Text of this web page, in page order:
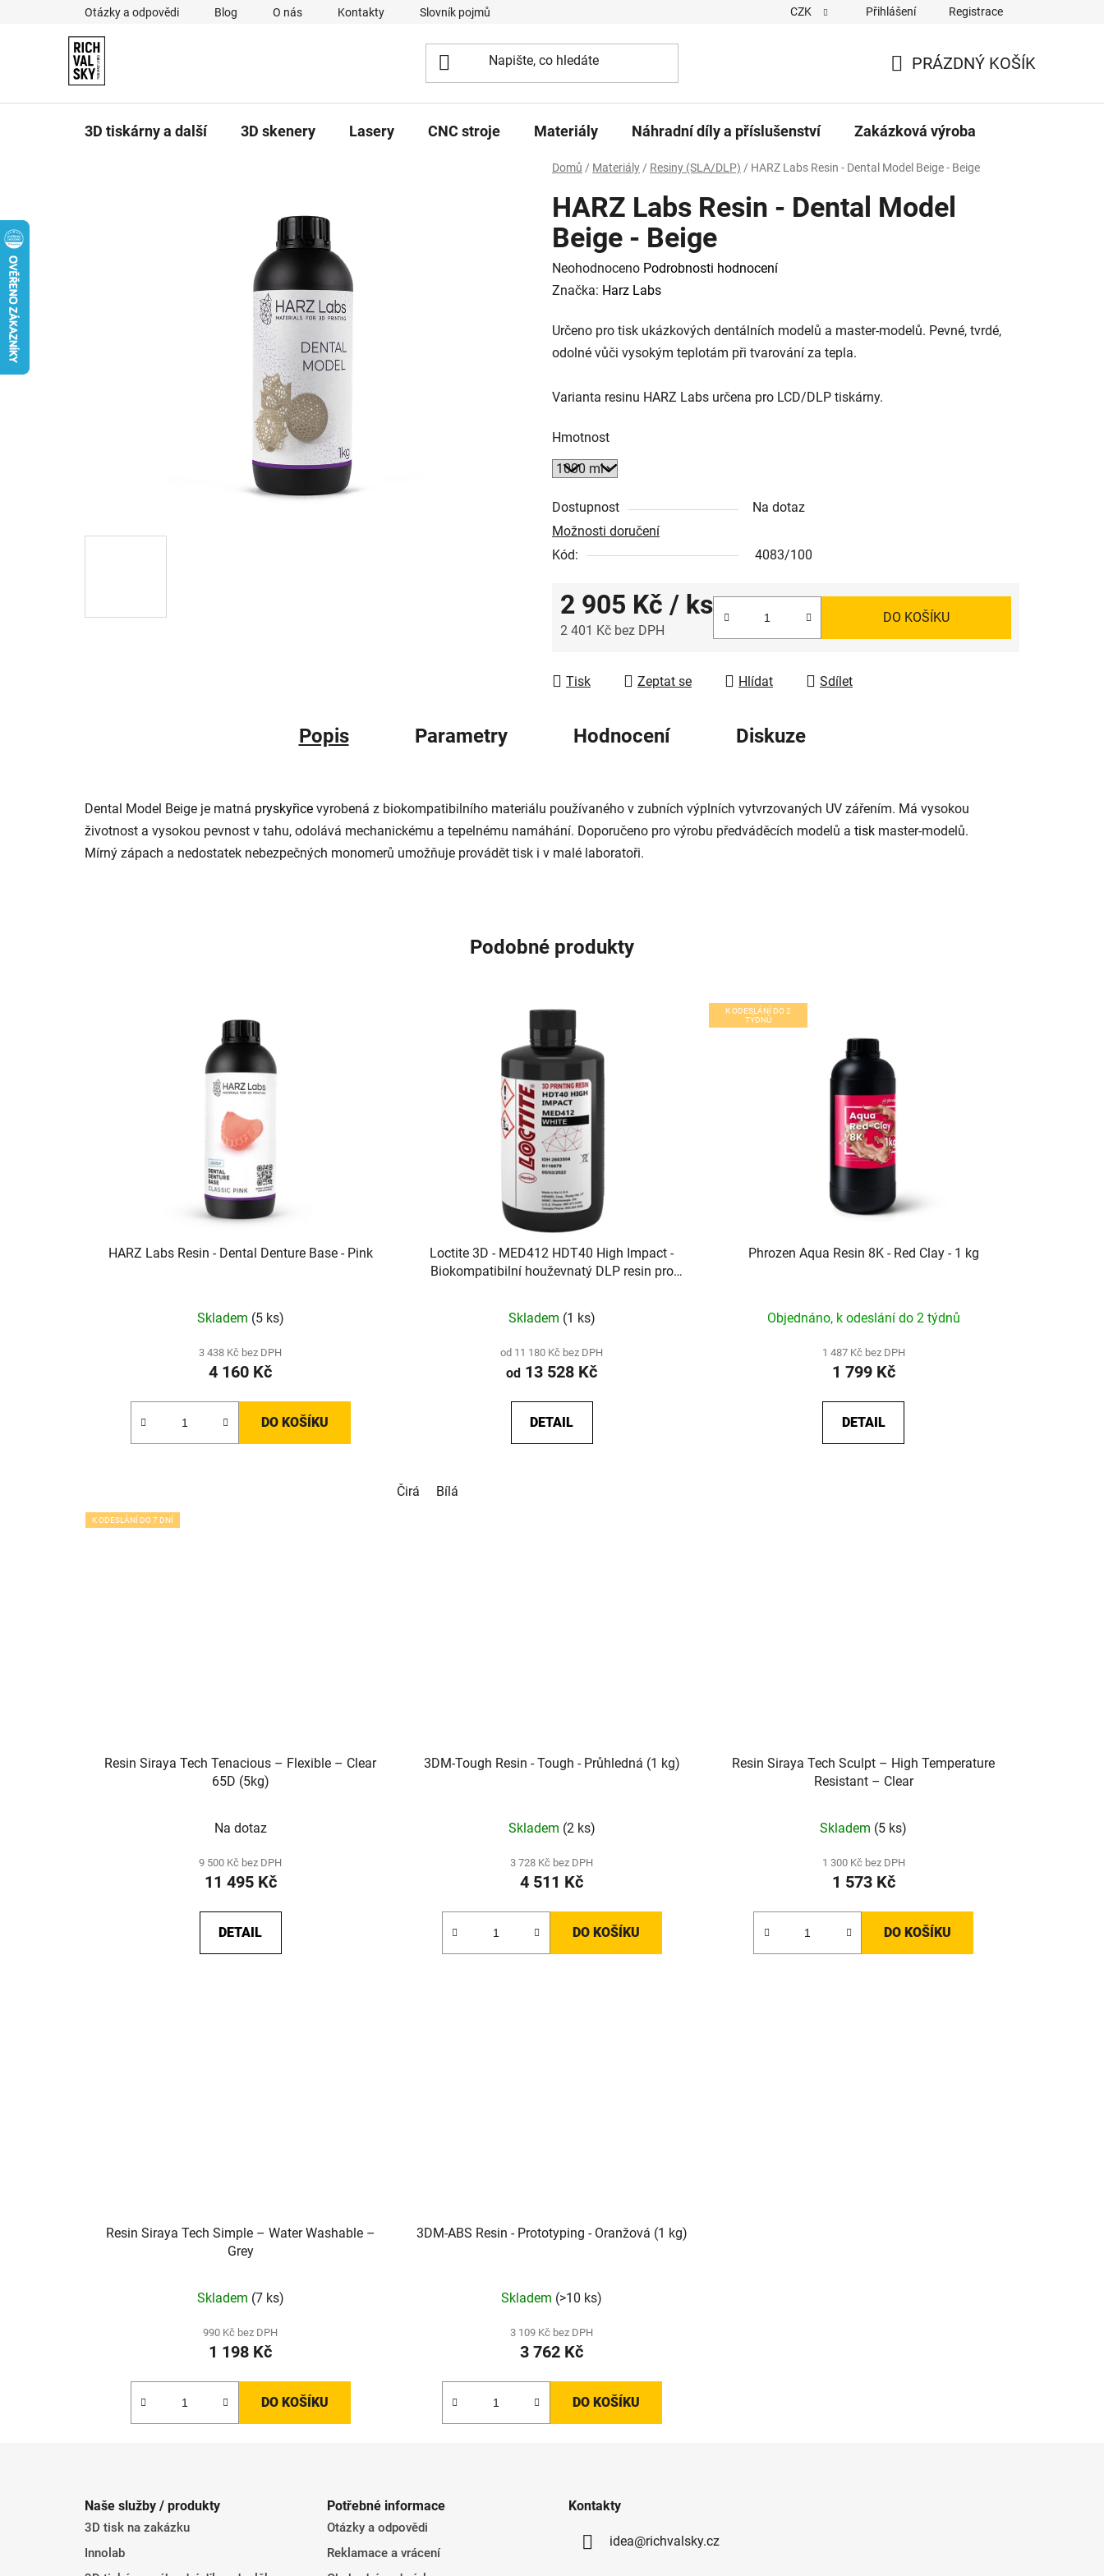
Otázky a odpovědi Blog O nás Kontakty Slovník pojmů CZK Přihlášení Registrace
KOŠÍK
PRÁZDNÝ KOŠÍK
3D tiskárny a další 3D skenery Lasery CNC stroje Materiály Náhradní díly a příslušenství Zakázková výroba
Domů / Materiály / Resiny (SLA/DLP) / HARZ Labs Resin - Dental Model Beige - Beige
HARZ Labs Resin - Dental Model
Beige - Beige
Průměrné
hodnocení
je
0,0
5
Neohodnoceno Podrobnosti hodnocení
Značka: Harz Labs
Určeno pro tisk ukázkových dentálních modelů a master-modelů. Pevné, tvrdé,
odolné vůči vysokým teplotám při tvarování za tepla.
Varianta resinu HARZ Labs určena pro LCD/DLP tiskárny.
Hmotnost
Dostupnost
Na dotaz
Možnosti doručení
Kód:
4083/100
2 905 Kč / ks
2 401 Kč bez DPH
DO KOŠÍKU
Tisk Zeptat se Hlídat Sdílet
Popis Parametry Hodnocení Diskuze
Dental Model Beige je matná pryskyřice vyrobená z biokompatibilního materiálu používaného v zubních výplních vytvrzovaných UV zářením. Má vysokou
životnost a vysokou pevnost v tahu, odolává mechanickému a tepelnému namáhání. Doporučeno pro výrobu předváděcích modelů a tisk master-modelů.
Mírný zápach a nedostatek nebezpečných monomerů umožňuje provádět tisk i v malé laboratoři.
Podobné produkty
HARZ Labs Resin - Dental Denture Base - Pink
Skladem (5 ks)
3 438 Kč bez DPH
4 160 Kč
DO KOŠÍKU
Loctite 3D - MED412 HDT40 High Impact -
Biokompatibilní houževnatý DLP resin pro
Skladem (1 ks)
od 11 180 Kč bez DPH
od 13 528 Kč
DETAIL
Čirá Bílá
K ODESLÁNÍ DO 2
TÝDNŮ
Phrozen Aqua Resin 8K - Red Clay - 1 kg
Objednáno, k odeslání do 2 týdnů
1 487 Kč bez DPH
1 799 Kč
DETAIL
K ODESLÁNÍ DO 7 DNÍ
Resin Siraya Tech Tenacious – Flexible – Clear
65D (5kg)
Na dotaz
9 500 Kč bez DPH
11 495 Kč
DETAIL
3DM-Tough Resin - Tough - Průhledná (1 kg)
Skladem (2 ks)
3 728 Kč bez DPH
4 511 Kč
DO KOŠÍKU
Resin Siraya Tech Sculpt – High Temperature
Resistant – Clear
Skladem (5 ks)
1 300 Kč bez DPH
1 573 Kč
DO KOŠÍKU
Resin Siraya Tech Simple – Water Washable –
Grey
Skladem (7 ks)
990 Kč bez DPH
1 198 Kč
DO KOŠÍKU
3DM-ABS Resin - Prototyping - Oranžová (1 kg)
Skladem (>10 ks)
3 109 Kč bez DPH
3 762 Kč
DO KOŠÍKU
Naše služby / produkty
3D tisk na zakázku
Innolab
Potřebné informace
Otázky a odpovědi
Reklamace a vrácení
Kontakty
idea@richvalsky.cz